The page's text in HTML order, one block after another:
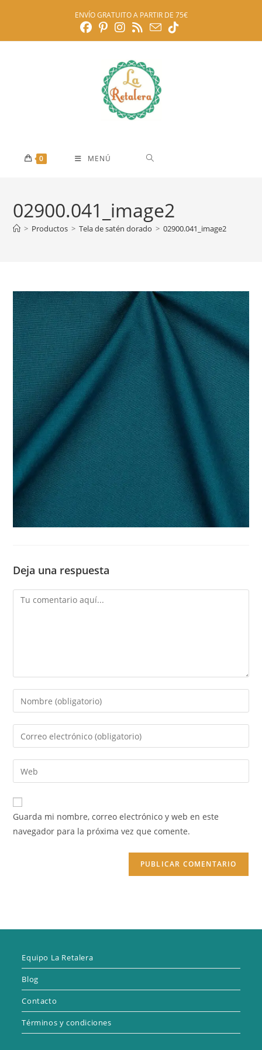
ENVÍO GRATUITO A PARTIR DE 75€
0 MENÚ
02900.041_image2
> Productos > Tela de satén dorado > 02900.041_image2
Deja una respuesta
Comentario
Introduce
tu
nombre
de
usuario
para
comentar
Introduce
tu
dirección
de
electrónico
para
comentar
Introduce
la
URL
de
Guarda mi nombre, correo electrónico y web en este
navegador para la próxima vez que comente.
Equipo La Retalera
Blog
Contacto
Términos y condiciones